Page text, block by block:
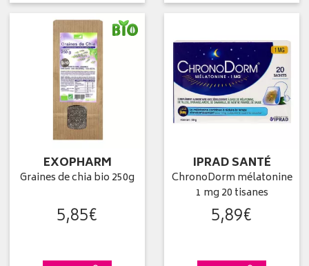
EXOPHARM
Graines de chia bio 250g
5,85€
IPRAD SANTÉ
ChronoDorm mélatonine
1 mg 20 tisanes
5,89€